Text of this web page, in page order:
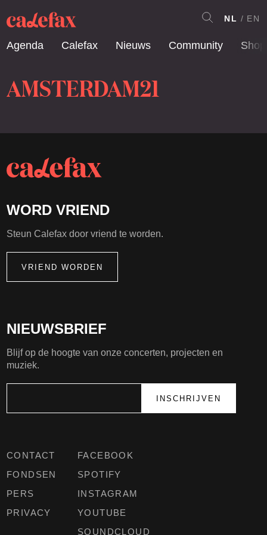
Agenda Calefax Nieuws Community Shop
NL EN
AMSTERDAM21
CONTACT
FONDSEN
PERS
PRIVACY
FACEBOOK
SPOTIFY
INSTAGRAM
YOUTUBE
SOUNDCLOUD
NIEUWSBRIEF
Blijf op de hoogte van onze concerten, projecten en
muziek.
WORD VRIEND
Steun Calefax door vriend te worden.
VRIEND WORDEN